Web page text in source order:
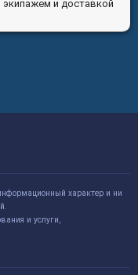
и доставкой
характер и ни
и услуги,